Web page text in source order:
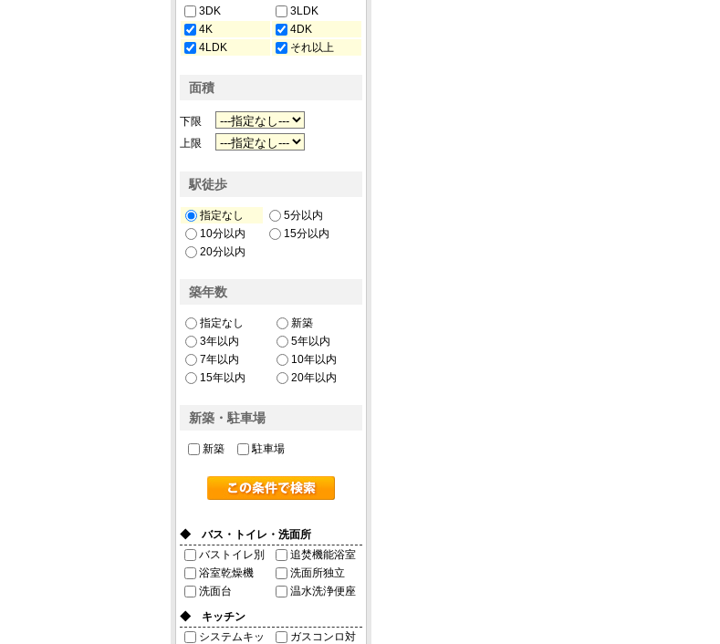
3DK
3LDK
4K
4DK
4LDK
それ以上
面積
下限
上限
駅徒歩
指定なし
5分以内
10分以内
15分以内
20分以内
築年数
指定なし
新築
3年以内
5年以内
7年以内
10年以内
15年以内
20年以内
新築・駐車場
新築 駐車場
◆ バス・トイレ・洗面所
バストイレ別
追焚機能浴室
浴室乾燥機
洗面所独立
洗面台
温水洗浄便座
◆ キッチン
システムキッ
ガスコンロ対